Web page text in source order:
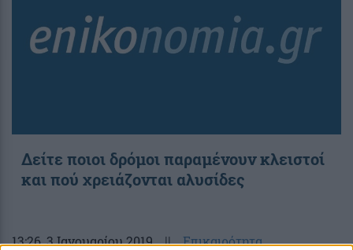
Δείτε ποιοι δρόμοι παραμένουν κλειστοί
και πού χρειάζονται αλυσίδες
13:26, 3 Ιανουαρίου 2019 || Επικαιρότητα